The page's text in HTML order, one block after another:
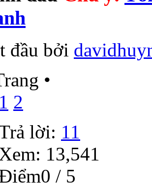
đầu bởi
•
1 2
lời: 11
13,541
/ 5